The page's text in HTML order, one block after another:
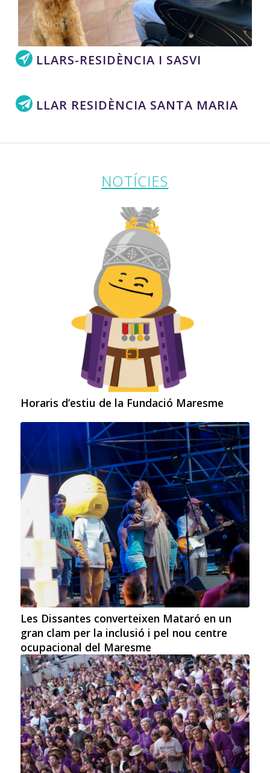
LLARS-RESIDÈNCIA I SASVI
LLAR RESIDÈNCIA SANTA MARIA
NOTÍCIES
Horaris d’estiu de la Fundació Maresme
Les Dissantes converteixen Mataró en un
gran clam per la inclusió i pel nou centre
ocupacional del Maresme